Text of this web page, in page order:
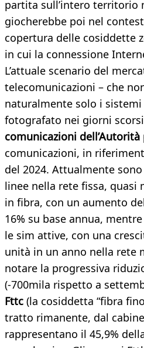
partita sull’intero territorio
giocherebbe poi nel
copertura delle cosiddette
in cui la connessione
L’attuale scenario del
telecomunicazioni – che
naturalmente solo i
fotografato nei giorni scorsi
comunicazioni dell’Autorità
comunicazioni, in
del 2024. Attualmente
linee nella rete fissa, quasi
in fibra, con un aumento
16% su base annua,
le sim attive, con una
unità in un anno nella rete
notare la progressiva
(-700mila rispetto a
Fttc (la cosiddetta “fibra
tratto rimanente, dal
rappresentano il 45,9%